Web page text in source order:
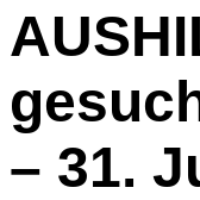
– 31.